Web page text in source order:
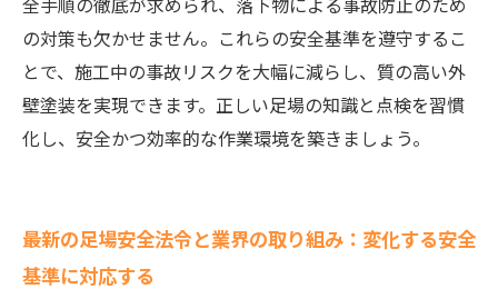
の対策も欠かせません。これらの安全基準を遵守するこ
とで、施工中の事故リスクを大幅に減らし、質の高い外
壁塗装を実現できます。正しい足場の知識と点検を習慣
化し、安全かつ効率的な作業環境を築きましょう。
最新の足場安全法令と業界の取り組み：変化する安全
基準に対応する